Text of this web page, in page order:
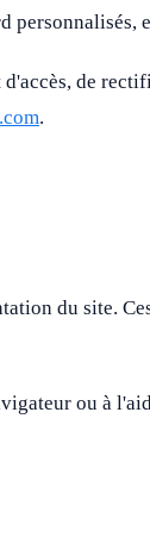
de
.
du site.
ou à